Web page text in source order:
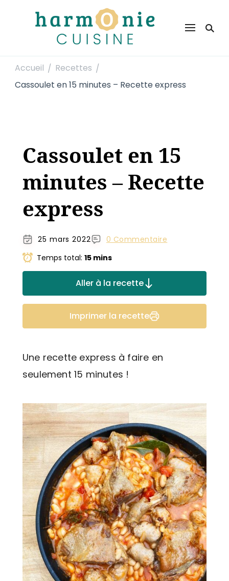
Harmonie Cuisine
Accueil / Recettes /
Cassoulet en 15 minutes – Recette express
Cassoulet en 15
minutes – Recette
express
25 mars 2022
0 Commentaire
Temps total: 15 mins
Aller à la recette
Imprimer la recette
Une recette express à faire en
seulement 15 minutes !